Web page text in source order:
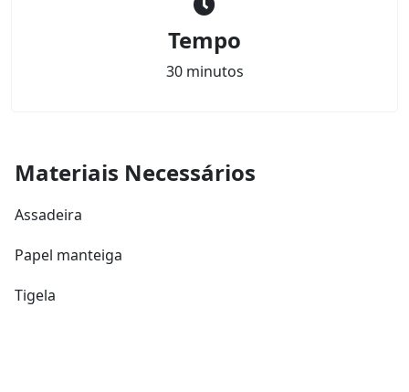
Tempo
30 minutos
Materiais Necessários
Assadeira
Papel manteiga
Tigela